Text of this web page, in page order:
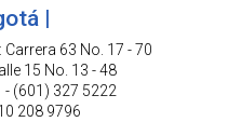
|
Carrera 63 No. 17 - 70
15 No. 13 - 48
- (601) 327 5222
208 9796